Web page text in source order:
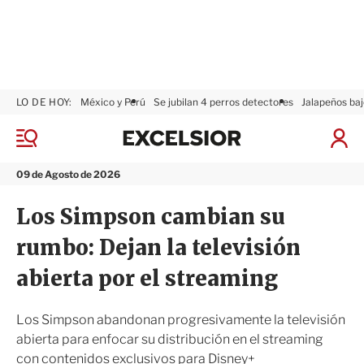
M
n
09 de Agosto de 2026
LO DE HOY: México y Perú Se jubilan 4 perros detectores Jalapeños
I
ó
x
i
o
r
Los Simpson cambian su
rumbo: Dejan la televisión
abierta por el streaming
Los Simpson abandonan progresivamente la televisión
abierta para enfocar su distribución en el streaming
con contenidos exclusivos para Disney+